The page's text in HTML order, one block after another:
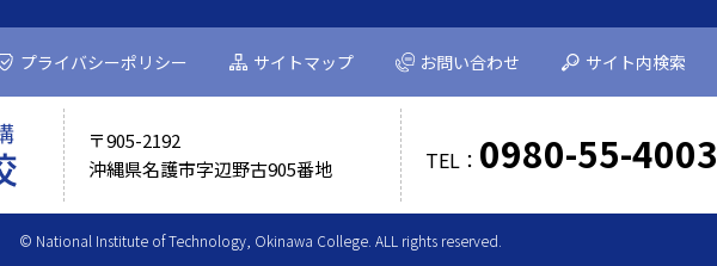
プライバシーポリシー サイトマップ お問い合わせ サイト内検索
〒905-2192
沖縄県名護市字辺野古905番地
TEL： 0980-55-4003
© National Institute of Technology, Okinawa College. ALL rights reserved.